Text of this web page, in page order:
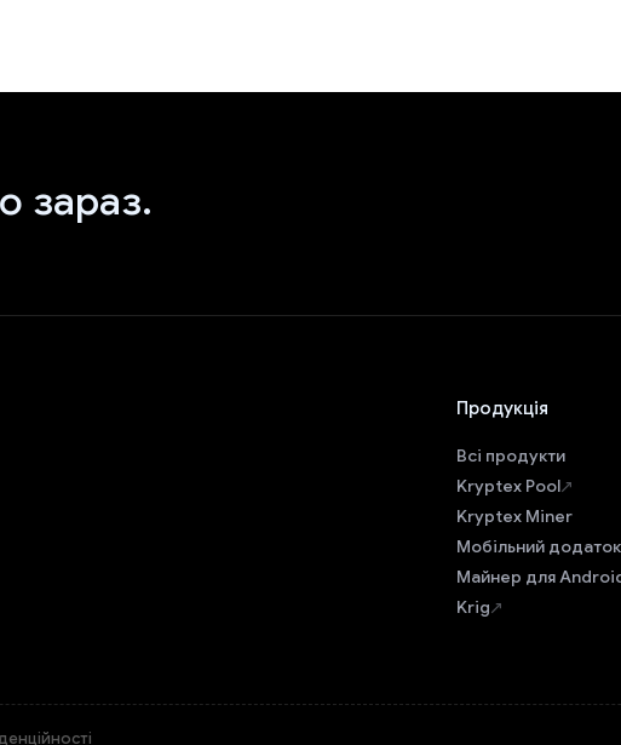
зараз.
Продукція
Всі продукти
Kryptex Pool
Kryptex Miner
Мобільний додаток
Майнер для
Krig